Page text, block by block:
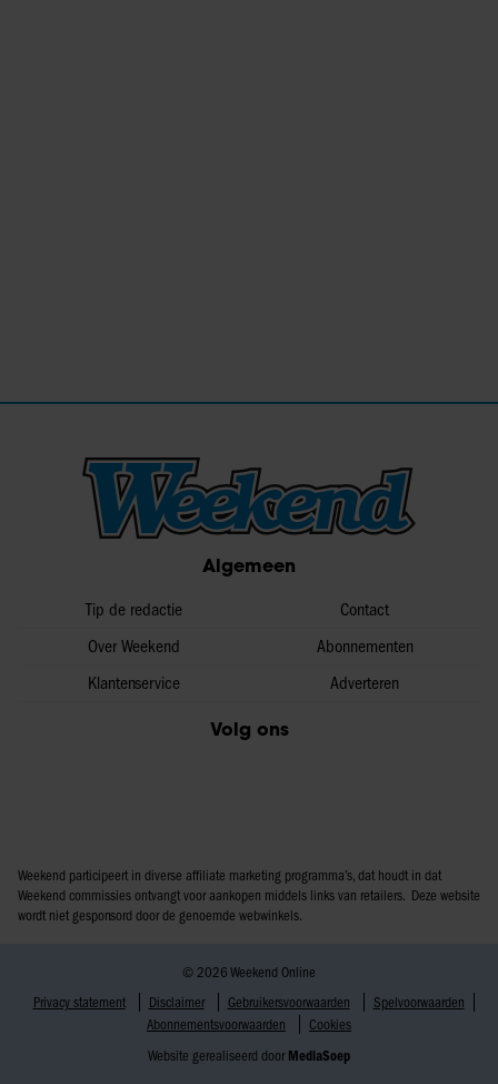
Algemeen
Tip de redactie
Over Weekend
Klantenservice
Contact
Abonnementen
Adverteren
Volg ons
Weekend participeert in diverse affiliate marketing programma’s, dat houdt in dat
Weekend commissies ontvangt voor aankopen middels links van retailers. Deze website
wordt niet gesponsord door de genoemde webwinkels.
© 2026 Weekend Online
Privacy statement
Disclaimer Gebruikersvoorwaarden
Spelvoorwaarden
Abonnementsvoorwaarden
Cookies
Website gerealiseerd door MediaSoep